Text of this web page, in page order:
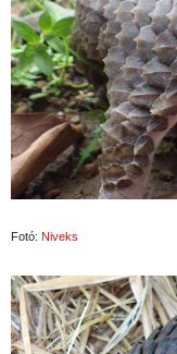
Fotó: Niveks